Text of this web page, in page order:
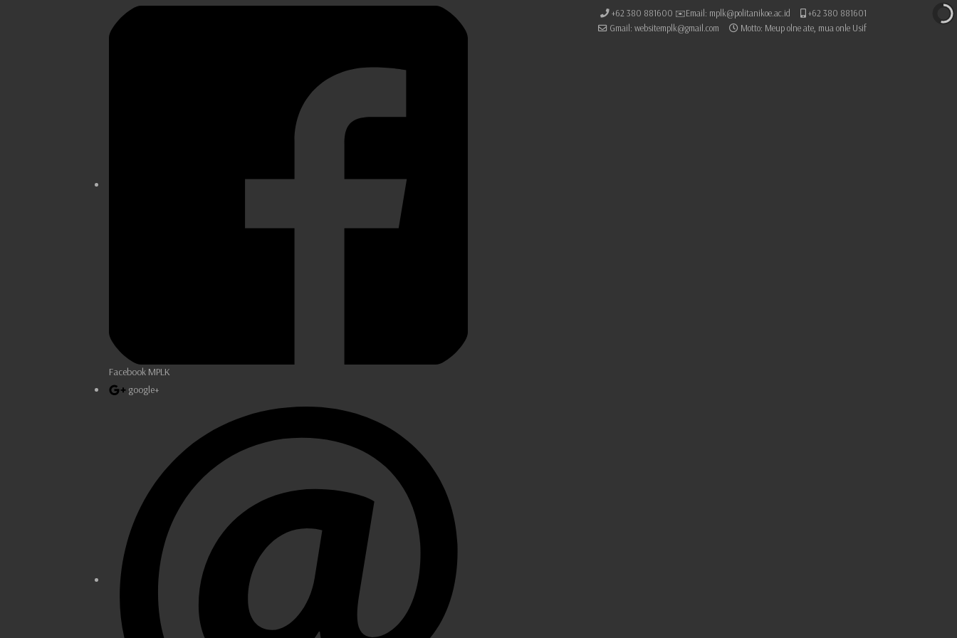
Facebook MPLK
google+
+62 380 881600 ✉️Email: mplk@politanikoe.ac.id
+62 380 881601
Gmail: websitemplk@gmail.com
Motto: Meup olne ate, mua onle Usif